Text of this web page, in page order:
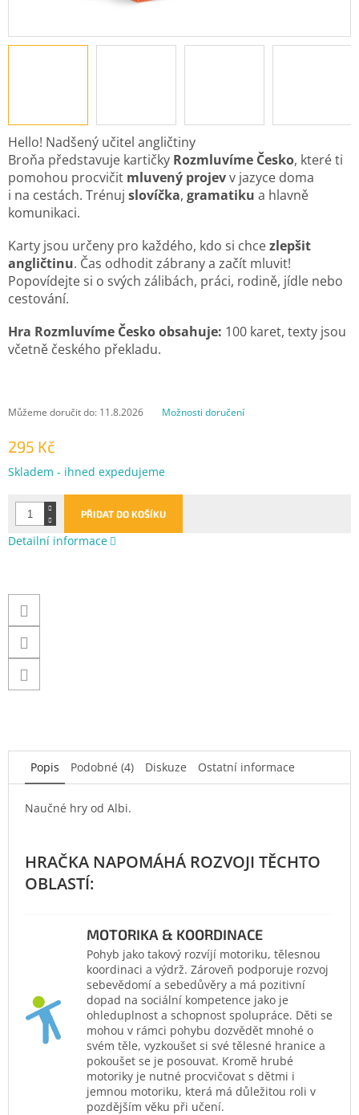
295 Kč
Měrná
Skladem - ihned expedujeme
Můžeme doručit do: 11.8.2026 Možnosti doručení
PŘIDAT DO KOŠÍKU
Hello! Nadšený učitel angličtiny
Broňa představuje kartičky Rozmluvíme Česko, které ti
pomohou procvičit mluvený projevv jazyce doma
i na cestách. Trénuj slovíčka, gramatiku a hlavně
komunikaci.
Karty jsou určeny pro každého, kdo si chcezlepšit
angličtinu. Čas odhodit zábrany a začít mluvit!
Popovídejte si o svých zálibách, práci, rodině, jídle nebo
cestování.
Hra Rozmluvíme Česko obsahuje: 100 karet, texty jsou
včetně českého překladu.
Detailní informace
Popis Podobné (4) Diskuze Ostatní informace
Naučné hry od Albi.
MOTORIKA & KOORDINACE
Pohyb jako takový rozvíjí motoriku, tělesnou
koordinaci a výdrž. Zároveň podporuje rozvoj
sebevědomí a sebedůvěry a má pozitivní
dopad na sociální kompetence jako je
ohleduplnost a schopnost spolupráce. Děti se
mohou v rámci pohybu dozvědět mnohé o
svém těle, vyzkoušet si své tělesné hranice a
pokoušet se je posouvat. Kromě hrubé
motoriky je nutné procvičovat s dětmi i
jemnou motoriku, která má důležitou roli v
pozdějším věku při učení.